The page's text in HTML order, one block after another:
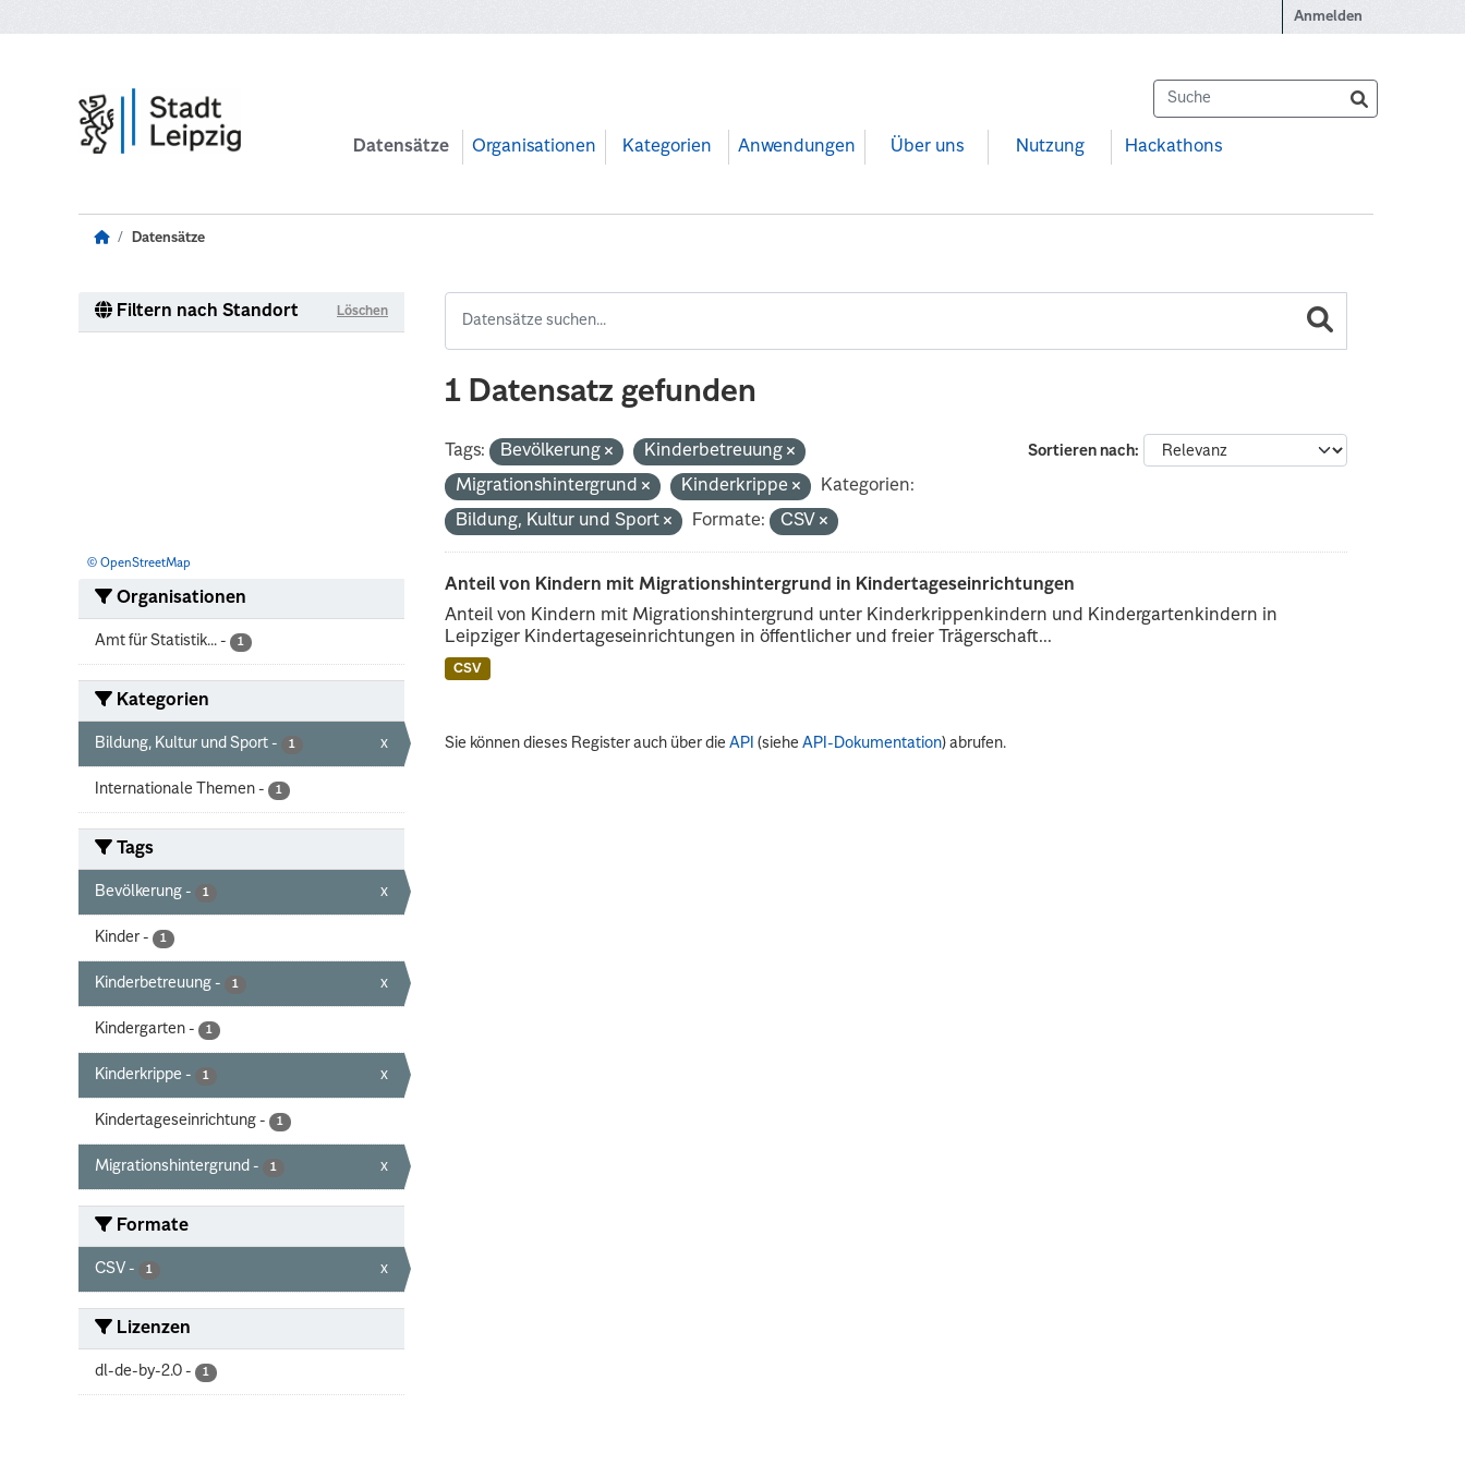
Anmelden
Datensätze Organisationen Kategorien Anwendungen Über uns Nutzung Hackathons
Datensätze
Filtern nach Standort Löschen
© OpenStreetMap
Organisationen
Amt für Statistik... - 1
Kategorien
Bildung, Kultur und Sport - 1 x
Internationale Themen - 1
Tags
Bevölkerung - 1 x
Kinder - 1
Kinderbetreuung - 1 x
Kindergarten - 1
Kinderkrippe - 1 x
Kindertageseinrichtung - 1
Migrationshintergrund - 1 x
Formate
CSV - 1 x
Lizenzen
dl-de-by-2.0 - 1
1 Datensatz gefunden
Sortieren nach
Tags: Bevölkerung
Kinderbetreuung
Migrationshintergrund
Kinderkrippe
Kategorien:
Bildung, Kultur und Sport
Formate: CSV
Anteil von Kindern mit Migrationshintergrund in Kindertageseinrichtungen
Anteil von Kindern mit Migrationshintergrund unter Kinderkrippenkindern und Kindergartenkindern in
Leipziger Kindertageseinrichtungen in öffentlicher und freier Trägerschaft...
CSV
Sie können dieses Register auch über dieAPI (sieheAPI-Dokumentation) abrufen.